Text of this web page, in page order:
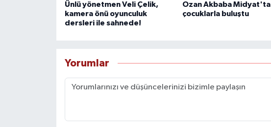
Ünlü yönetmen Veli Çelik,
kamera önü oyunculuk
dersleri ile sahnede!
Ozan Akbaba Midyat'ta
çocuklarla buluştu
Yorumlar